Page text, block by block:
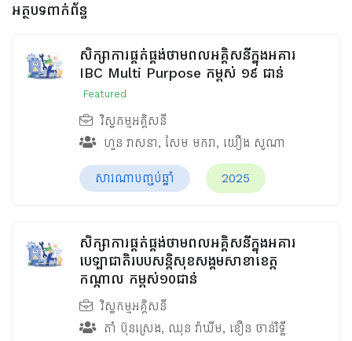
អត្ថបទពាក់ព័ន្ធ
សិក្សាការផ្គត់ផ្គង់ថាមពលអគ្គិសនីក្នុងអគារ
IBC Multi Purpose កម្ពស់ ១៩ ជាន់
Featured
វិស្វកម្មអគ្គិសនី
ហួន​ វាសនា, សែម មករា, យឿង សូណា
សារណាបញ្ចប់ឆ្នាំ 2025
សិក្សាការផ្គត់ផ្គង់ថាមពលអគ្គិសនីក្នុងអគារ
បេឡាជាតិរបបសន្តិសុខ​សង្គមសាខាខេត្ត
កណ្តាល កម្ពស់១០ជាន់
វិស្វកម្មអគ្គិសនី
តាំ ប៊ុនស្រេង, ឈុន វ៉ាឃីម​, ខឿន ចាន់រិទ្ធី​